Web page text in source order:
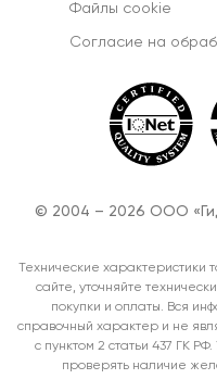
Файлы cookie
Согласиe на
© 2004 – 2026 ООО
Технические характеристики
сайте, уточняйте
покупки и оплаты. Вся
справочный характер и не
с пунктом 2 статьи 437 ГК
проверять наличие